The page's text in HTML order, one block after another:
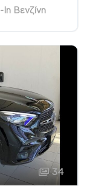
In Βενζίνη
34